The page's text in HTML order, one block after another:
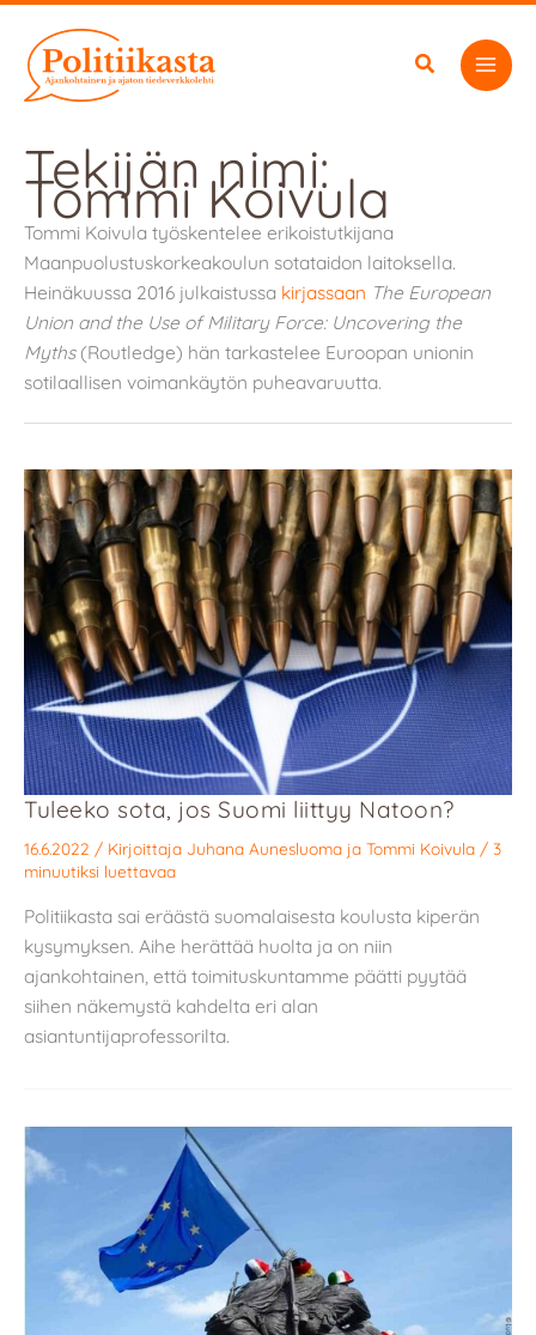
sisältöön
Tekijän nimi:
Tommi Koivula
Tommi Koivula työskentelee erikoistutkijana
Maanpuolustuskorkeakoulun sotataidon laitoksella.
Heinäkuussa 2016 julkaistussa kirjassaan The European
Union and the Use of Military Force: Uncovering the
Myths(Routledge) hän tarkastelee Euroopan unionin
sotilaallisen voimankäytön puheavaruutta.
Tuleeko sota, jos Suomi liittyy Natoon?
16.6.2022 / Kirjoittaja Juhana Aunesluoma ja Tommi Koivula / 3
minuutiksi luettavaa
Politiikasta sai eräästä suomalaisesta koulusta kiperän
kysymyksen. Aihe herättää huolta ja on niin
ajankohtainen, että toimituskuntamme päätti pyytää
siihen näkemystä kahdelta eri alan
asiantuntijaprofessorilta.